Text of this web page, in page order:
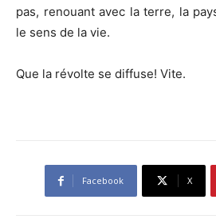
pas, renouant avec la terre, la
le sens de la vie.
Que la révolte se diffuse! Vite.
Facebook X